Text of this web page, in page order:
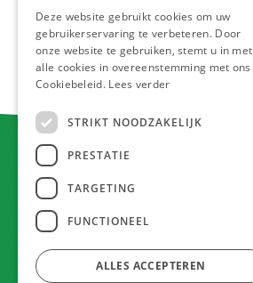
E. MEEUWISSEN BV
Gaston Eyskenslaan 2
3900 Pelt, België
Deze website gebruikt cookies om uw
gebruikerservaring te verbeteren. Door
onze website te gebruiken, stemt u in met
alle cookies in overeenstemming met ons
Cookiebeleid. Lees verder
STRIKT NOODZAKELIJK
PRESTATIE
TARGETING
FUNCTIONEEL
ALLES ACCEPTEREN